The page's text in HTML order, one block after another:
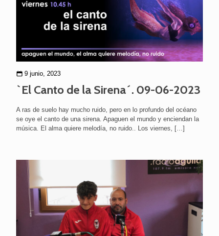
9 junio, 2023
`El Canto de la Sirena´. 09-06-2023
A ras de suelo hay mucho ruido, pero en lo profundo del océano
se oye el canto de una sirena. Apaguen el mundo y enciendan la
música. El alma quiere melodía, no ruido.. Los viernes,
[…]